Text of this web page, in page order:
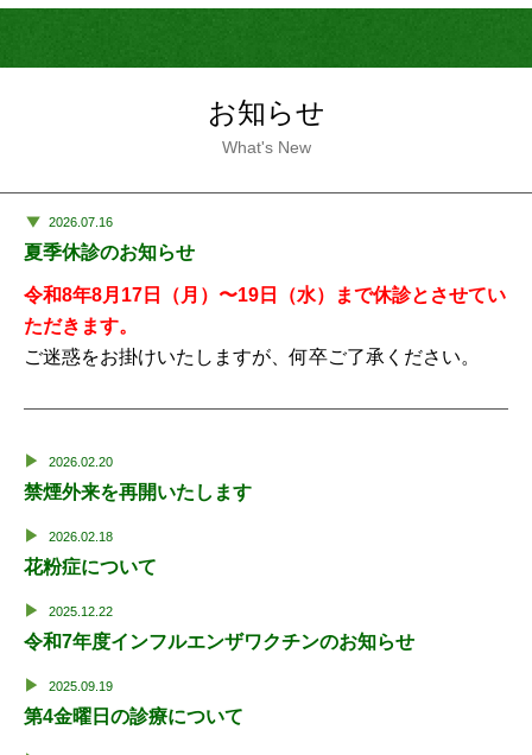
お知らせ
What's New
2026.07.16
夏季休診のお知らせ
令和8年8月17日（月）〜19日（水）まで休診とさせてい
ただきます。
ご迷惑をお掛けいたしますが、何卒ご了承ください。
2026.02.20
禁煙外来を再開いたします
2026.02.18
花粉症について
2025.12.22
令和7年度インフルエンザワクチンのお知らせ
2025.09.19
第4金曜日の診療について